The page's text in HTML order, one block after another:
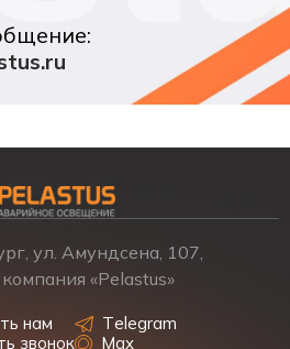
ул. Амундсена, 107,
«Pelastus»
нам
звонок
Telegram
Max